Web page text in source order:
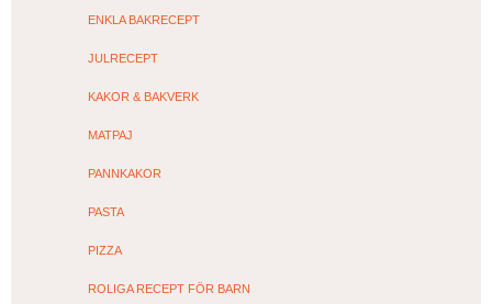
ENKLA BAKRECEPT
JULRECEPT
KAKOR & BAKVERK
MATPAJ
PANNKAKOR
PASTA
PIZZA
ROLIGA RECEPT FÖR BARN